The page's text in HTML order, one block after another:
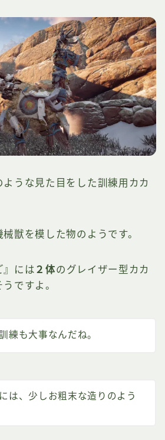
うな見た目をした訓練用カカ
械獣を模した物のようです。
』には ２体のグレイザー型カカ
ですよ。
練も大事なんだね。
は、少しお粗末な造りのよう